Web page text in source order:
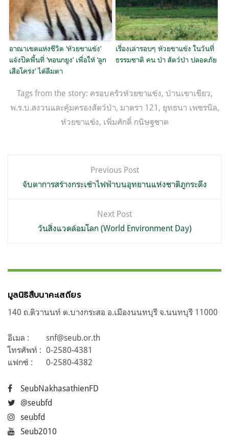
อาณาเขตแห่งชีวิต ‘ห้วยขาแข้ง’
แจ้งปิดพื้นที่ ‘หอนกยูง’ เพื่อให้ ‘ลูก
เสือโคร่ง’ ได้ลืมตา
เรื่องเล่ารอบๆ ห้วยขาแข้ง ในวันที่
ธรรมชาติ คน ป่า สัตว์ป่า ปลอดภัย
Tags from the story: ครอบครัวห้วยขาแข้ง, บ้านเขาเขียว,
พ.ร.บ.สงวนและคุ้มครองสัตว์ป่า, มาตรา 121 , ยุทธนา เพชรนิล,
ห้วยขาแข้ง, เพิ่มศักดิ์ กนิษฐชาต
เรื่อง
Previous Post
จับตาการสร้างกระเช้าไฟฟ้าบนอุทยานแห่งชาติภูกระดึง
Next Post
วันสิ่งแวดล้อมโลก (World Environment Day)
มูลนิธิสืบนาคะเสถียร
140 ถ.ติวานนท์ ต.บางกระสอ อ.เมืองนนทบุรี จ.นนทบุรี 11000
อีเมล :
snf@seub.or.th
โทรศัพท์ : 0-2580-4381
แฟกซ์ :
0-2580-4382
SeubNakhasathienFD
@seubfd
seubfd
Seub2010